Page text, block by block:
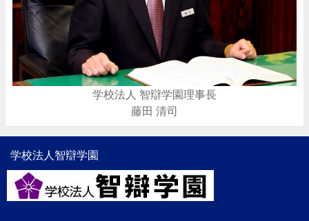
学校法人 智辯学園理事長
藤田 清司
学校法人智辯学園